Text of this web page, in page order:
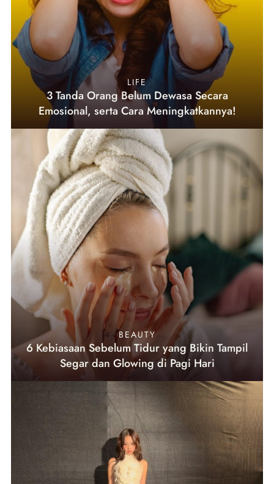
LIFE
3 Tanda Orang Belum Dewasa Secara
Emosional, serta Cara Meningkatkannya!
BEAUTY
6 Kebiasaan Sebelum Tidur yang Bikin Tampil
Segar dan Glowing di Pagi Hari